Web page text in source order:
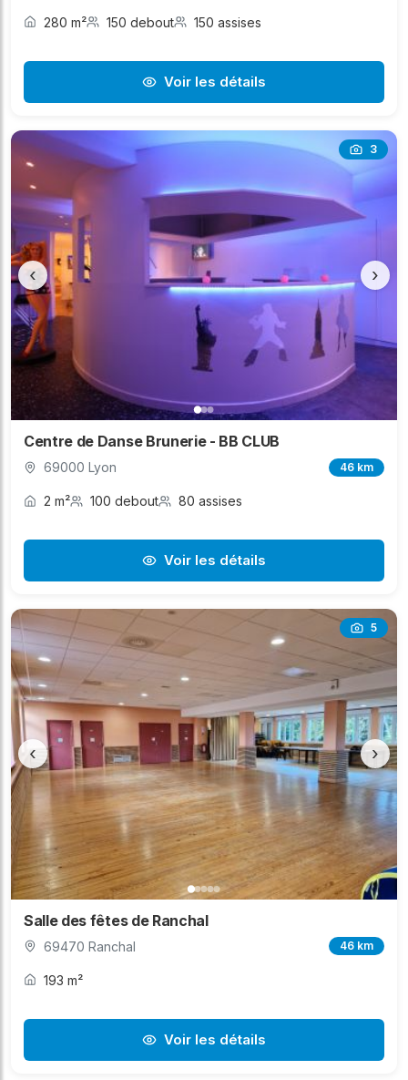
280 m² 150 debout 150 assises
Voir les détails
3
‹ ›
Centre de Danse Brunerie - BB CLUB
69000 Lyon 46 km
2 m² 100 debout 80 assises
Voir les détails
5
‹ ›
Salle des fêtes de Ranchal
69470 Ranchal 46 km
193 m²
Voir les détails